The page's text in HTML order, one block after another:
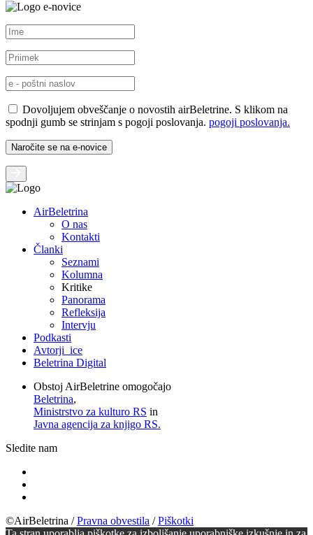
e-novice
Dovoljujem obveščanje o novostih airBeletrine. S klikom na
spodnji gumb se strinjam s pogoji poslovanja. pogoji poslovanja.
AirBeletrina
O nas
Kontakti
Članki
Seznami
Kolumna
Kritike
Panorama
Refleksija
Intervju
Podkasti
Avtorji_ice
Beletrina Digital
Obstoj AirBeletrine omogočajo
Beletrina,
Ministrstvo za kulturo RS in
Javna agencija za knjigo RS.
Sledite nam
©AirBeletrina /Pravna obvestila /Piškotki